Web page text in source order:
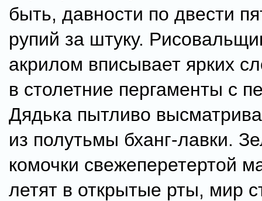
быть, давности по двести
рупий за штуку.
акрилом вписывает ярких
в столетние пергаменты с
Дядька пытливо
из полутьмы бханг-лавки.
комочки свежеперетертой
летят в открытые рты, мир